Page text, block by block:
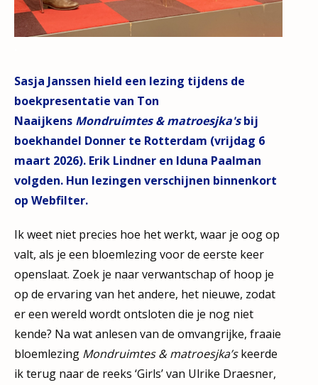
Sasja Janssen hield een lezing tijdens de
boekpresentatie van Ton
Naaijkens Mondruimtes & matroesjka'sbij
boekhandel Donner te Rotterdam (vrijdag 6
maart 2026). Erik Lindner en Iduna Paalman
volgden. Hun lezingen verschijnen binnenkort
op Webfilter.
Ik weet niet precies hoe het werkt, waar je oog op
valt, als je een bloemlezing voor de eerste keer
openslaat. Zoek je naar verwantschap of hoop je
op de ervaring van het andere, het nieuwe, zodat
er een wereld wordt ontsloten die je nog niet
kende? Na wat anlesen van de omvangrijke, fraaie
bloemlezing Mondruimtes & matroesjka’skeerde
ik terug naar de reeks ‘Girls’ van Ulrike Draesner,